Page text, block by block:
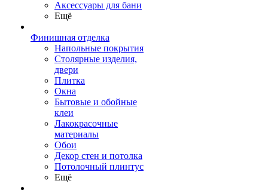
Аксессуары для бани
Ещё
Финишная отделка
Напольные покрытия
Столярные изделия,
двери
Плитка
Окна
Бытовые и обойные
клеи
Лакокрасочные
материалы
Обои
Декор стен и потолка
Потолочный плинтус
Ещё